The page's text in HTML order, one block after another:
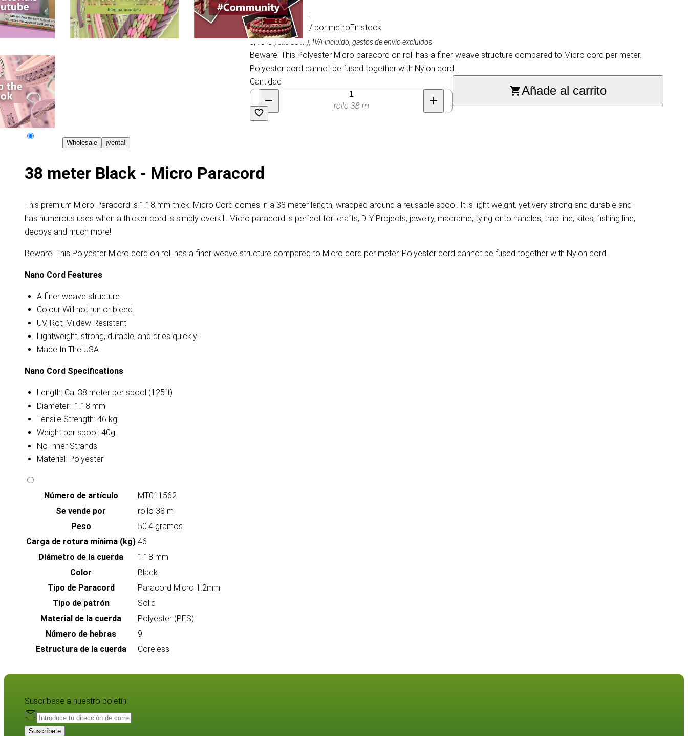
Wholesale ¡venta!
0,22 €/ por metroEn stock
8,45 €(rollo 38 m), IVA incluido, gastos de envío excluidos
Beware! This Polyester Micro paracord on roll has a finer weave structure compared to Micro cord per meter.
Polyester cord cannot be fused together with Nylon cord.
Cantidad
rollo 38 m
Añade al carrito
38 meter Black - Micro Paracord
This premium Micro Paracord is 1.18 mm thick. Micro Cord comes in a 38 meter length, wrapped around a reusable spool. It is light weight, yet very strong and durable and
has numerous uses when a thicker cord is simply overkill. Micro paracord is perfect for: crafts, DIY Projects, jewelry, macrame, tying onto handles, trap line, kites, fishing line,
decoys and much more!
Beware! This Polyester Micro cord on roll has a finer weave structure compared to Micro cord per meter. Polyester cord cannot be fused together with Nylon cord.
Nano Cord Features
A finer weave structure
Colour Will not run or bleed
UV, Rot, Mildew Resistant
Lightweight, strong, durable, and dries quickly!
Made In The USA
Nano Cord Specifications
Length: Ca. 38 meter per spool (125ft)
Diameter: 1.18 mm
Tensile Strength: 46 kg.
Weight per spool: 40g.
No Inner Strands
Material: Polyester
Número de artículo
MT011562
Se vende por
rollo 38 m
Peso
50.4 gramos
Carga de rotura mínima (kg) 46
Diámetro de la cuerda
1.18 mm
Color
Black
Tipo de Paracord
Paracord Micro 1.2mm
Tipo de patrón
Solid
Material de la cuerda
Polyester (PES)
Número de hebras
9
Estructura de la cuerda
Coreless
Suscríbase a nuestro boletín:
Suscríbete